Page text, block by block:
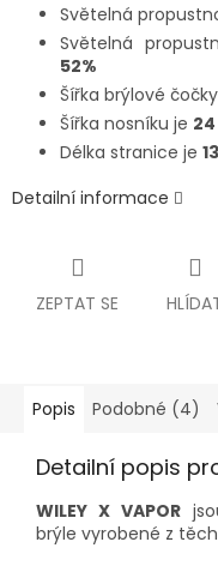
Světelná
Světelná
52%
Šířka brýlové
Šířka nosníku je
Délka stranice je
Detailní informace
ZEPTAT SE
Popis Podobné (4)
Detailní popis
WILEY X VAPOR
brýle vyrobené z